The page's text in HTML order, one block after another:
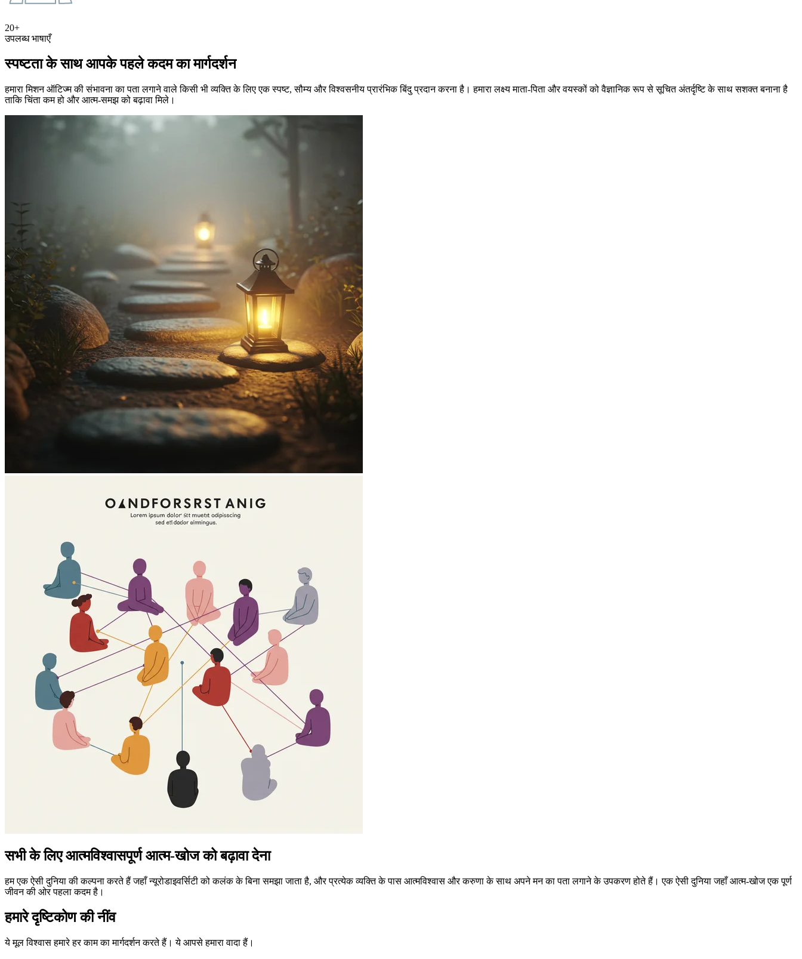
20+
उपलब्ध भाषाएँ
स्पष्टता के साथ आपके पहले कदम का मार्गदर्शन
हमारा मिशन ऑटिज्म की संभावना का पता लगाने वाले किसी भी व्यक्ति के लिए एक स्पष्ट, सौम्य और विश्वसनीय प्रारंभिक बिंदु प्रदान करना है। हमारा लक्ष्य माता-पिता और वयस्कों को वैज्ञानिक रूप से सूचित अंतर्दृष्टि के साथ सशक्त बनाना है
ताकि चिंता कम हो और आत्म-समझ को बढ़ावा मिले।
सभी के लिए आत्मविश्वासपूर्ण आत्म-खोज को बढ़ावा देना
हम एक ऐसी दुनिया की कल्पना करते हैं जहाँ न्यूरोडाइवर्सिटी को कलंक के बिना समझा जाता है, और प्रत्येक व्यक्ति के पास आत्मविश्वास और करुणा के साथ अपने मन का पता लगाने के उपकरण होते हैं। एक ऐसी दुनिया जहाँ आत्म-खोज एक पूर्ण
जीवन की ओर पहला कदम है।
हमारे दृष्टिकोण की नींव
ये मूल विश्वास हमारे हर काम का मार्गदर्शन करते हैं। ये आपसे हमारा वादा हैं।